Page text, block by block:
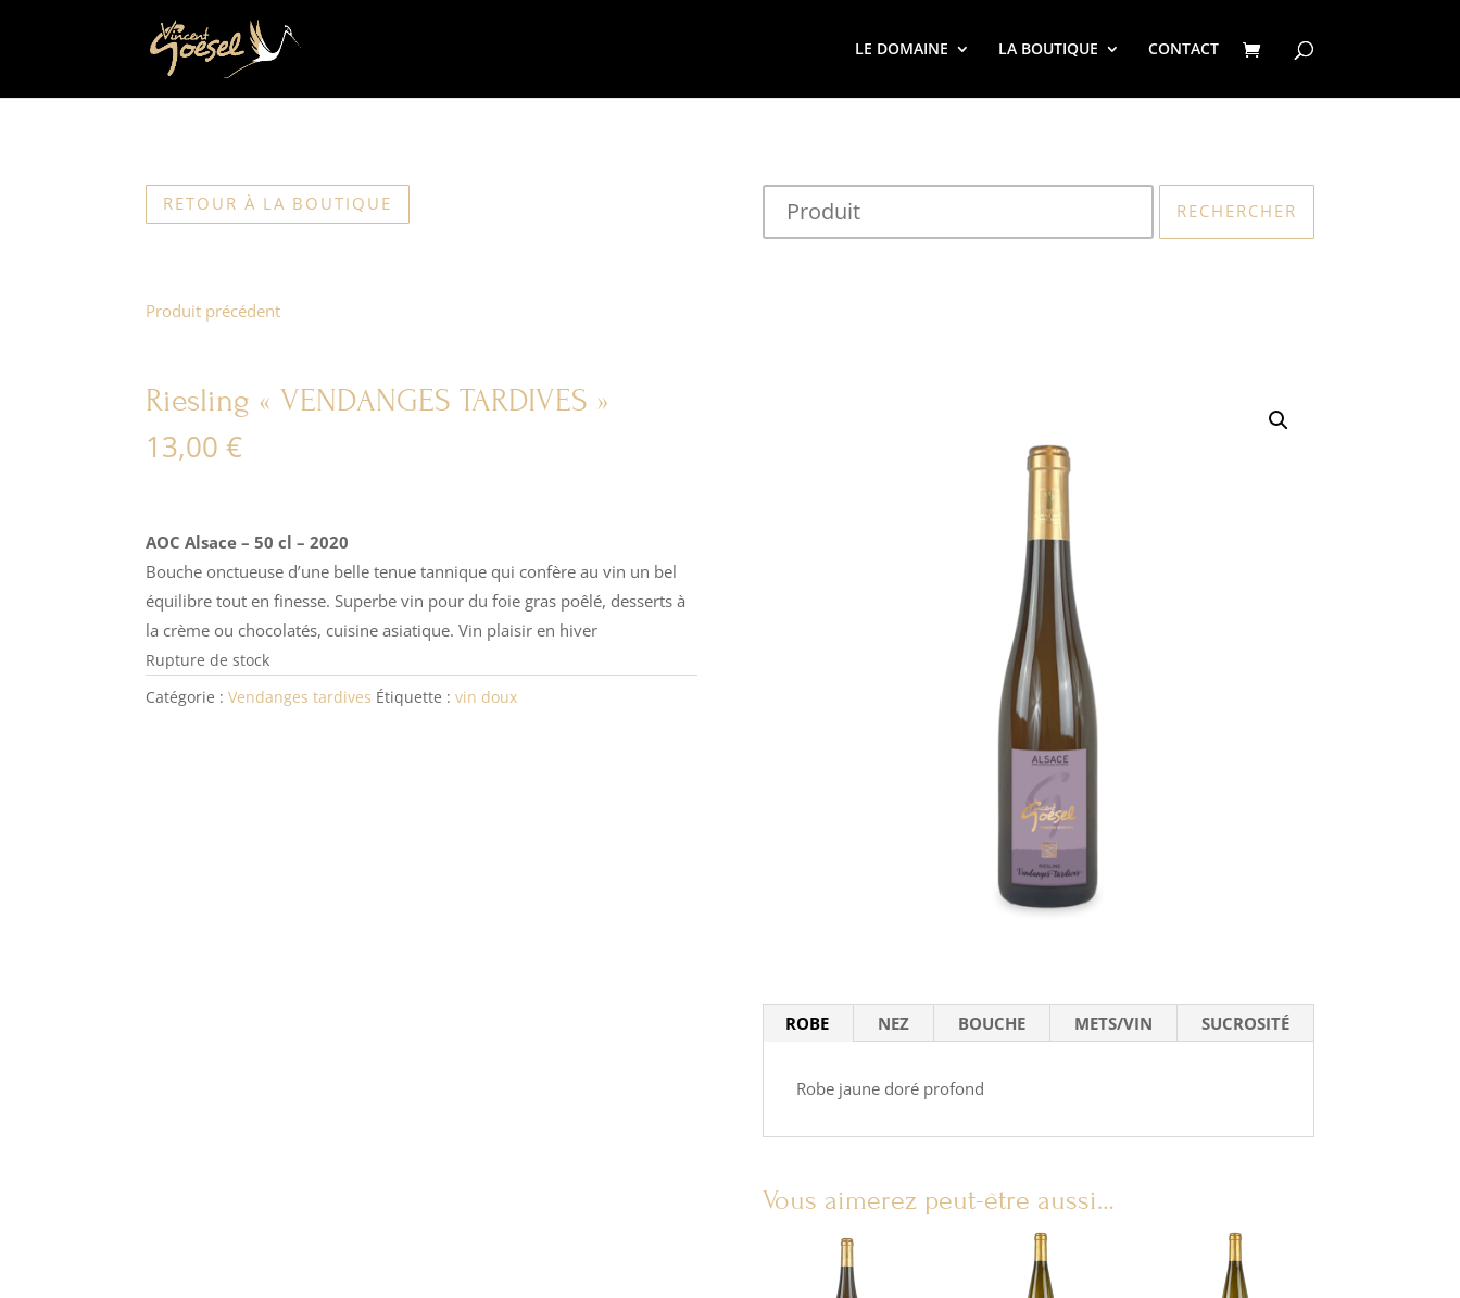
LE DOMAINE LA BOUTIQUE CONTACT
RETOUR À LA BOUTIQUE RECHERCHER
Produit précédent
Riesling « VENDANGES TARDIVES »
13,00€
AOC Alsace – 50 cl – 2020
Bouche onctueuse d’une belle tenue tannique qui confère au vin un bel
équilibre tout en finesse. Superbe vin pour du foie gras poêlé, desserts à
la crème ou chocolatés, cuisine asiatique. Vin plaisir en hiver
Rupture de stock
Catégorie : Vendanges tardives Étiquette : vin doux
ROBE NEZ BOUCHE METS/VIN SUCROSITÉ
Robe jaune doré profond
Vous aimerez peut-être aussi…